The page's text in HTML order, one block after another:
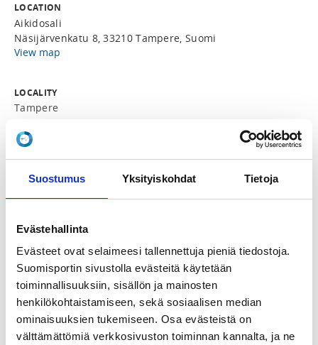
Suostumus Yksityiskohdat Tietoja
Evästehallinta
Evästeet ovat selaimeesi tallennettuja pieniä tiedostoja.
Suomisportin sivustolla evästeitä käytetään
toiminnallisuuksiin, sisällön ja mainosten
henkilökohtaistamiseen, sekä sosiaalisen median
ominaisuuksien tukemiseen. Osa evästeistä on
välttämättömiä verkkosivuston toiminnan kannalta, ja ne
LOCATION
Aikidosali
Näsijärvenkatu 8, 33210 Tampere, Suomi
View map
LOCALITY
Tampere
SPORTS
Aikido
REGISTRATION PERIOD
PRICES
Koko leiri 50,00 €
Yksi harjoitus PE 20,00 €
Yksi harjoitus LA AP 20,00 €
Yksi harjoitus LA IP 20,00 €
Yksi harjoitus SU 20,00 €